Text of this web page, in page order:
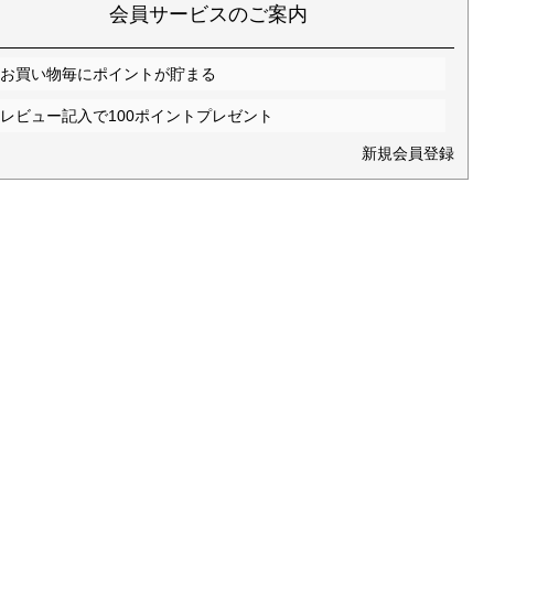
会員サービスのご案内
お買い物毎にポイントが貯まる
レビュー記入で100ポイントプレゼント
新規会員登録